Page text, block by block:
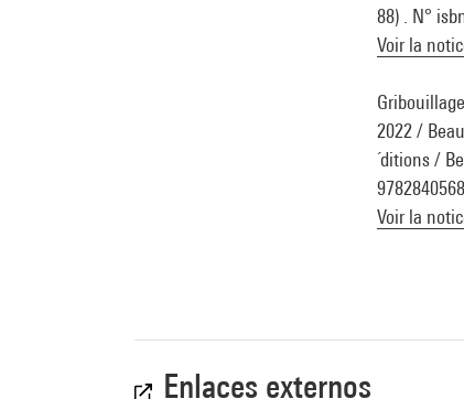
88) . N°
Voir la
2022 /
´ditions /
Voir la
Enlaces externos